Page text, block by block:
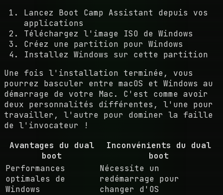
Lancez Boot Camp Assistant depuis vos
applications
Téléchargez l'image ISO de Windows
Créez une partition pour Windows
Installez Windows sur cette partition
Une fois l'installation terminée, vous
pourrez basculer entre macOS et Windows au
démarrage de votre Mac. C'est comme avoir
deux personnalités différentes, l'une pour
travailler, l'autre pour dominer la faille
de l'invocateur !
Avantages du dual
boot
Inconvénients du dual
boot
Performances
optimales de
Windows
Nécessite un
redémarrage pour
changer d'OS